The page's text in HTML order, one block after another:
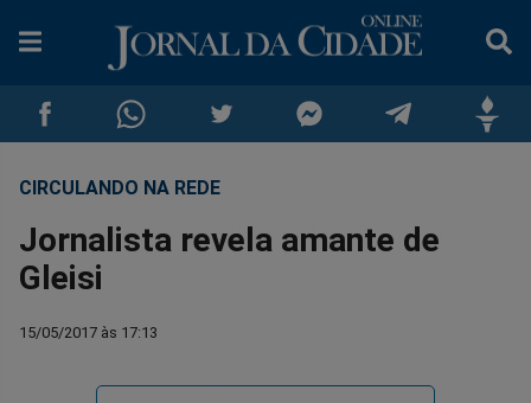
Compartilhar
no
Compartilhar
no
Compartilhar
no
no
no
CIRCULANDO NA REDE
Jornalista revela amante de
Gleisi
15/05/2017 às 17:13